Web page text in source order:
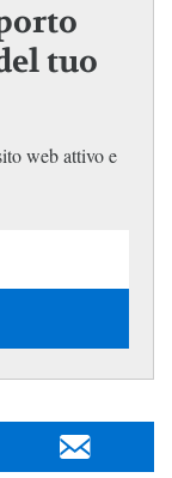
tuo
web attivo e